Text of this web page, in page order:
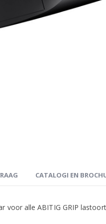
CATALOGI EN
voor alle ABITIG GRIP